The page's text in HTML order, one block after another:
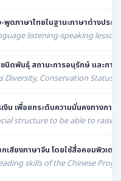
ดภาษาไทยในฐานะภาษาต่างปร
listening-speaking
นิดพันธุ์ สถานะการอนุรักษ์ และก
Diversity, Conservation
งิน เพื่อยกระดับความมั่นคงทางการ
structure to be able to raise
สียงภาษาจีน โดยใช้สื่อคอมพิวเต
skills of the Chinese